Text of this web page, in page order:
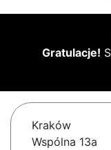
Gratulacje!
Kraków
Wspólna 13a